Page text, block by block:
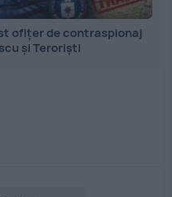
ofițer de contraspionaj
și Teroriști